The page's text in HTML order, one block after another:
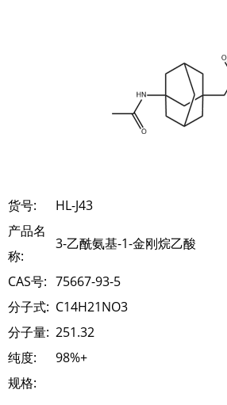
货号:
HL-J43
产品名
称:
3-乙酰氨基-1-金刚烷乙酸
CAS号: 75667-93-5
分子式: C14H21NO3
分子量: 251.32
纯度:
98%+
规格: